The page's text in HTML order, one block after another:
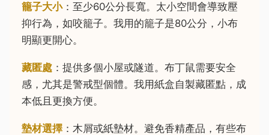
籠子大小：至少60公分長寬。太小空間會導致壓
抑行為，如咬籠子。我用的籠子是80公分，小布
明顯更開心。
藏匿處 ：提供多個小屋或隧道。布丁鼠需要安全
感，尤其是警戒型個體。我用紙盒自製藏匿點，成
本低且更換方便。
墊材選擇 ：木屑或紙墊材。避免香精產品，有些布